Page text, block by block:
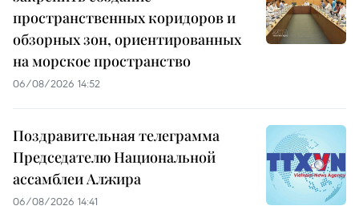
пространственных коридоров и
обзорных зон, ориентированных
на морское пространство
06/08/2026 14:52
Поздравительная телеграмма
Председателю Национальной
ассамблеи Алжира
06/08/2026 14:41